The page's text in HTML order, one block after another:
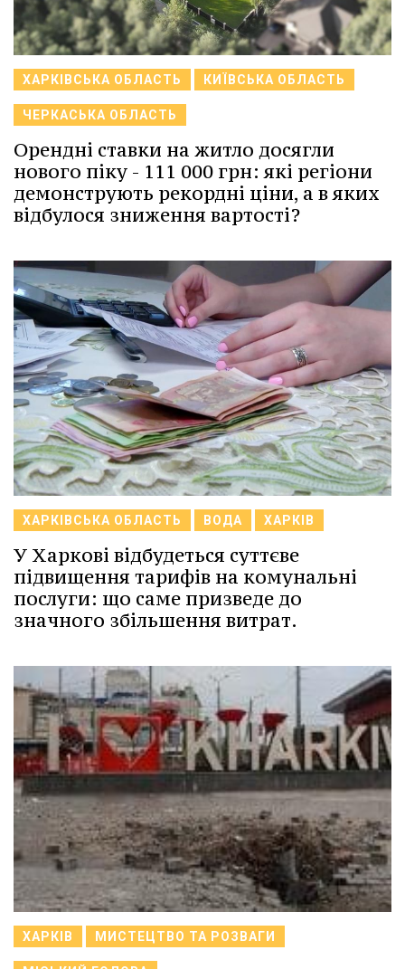
ХАРКІВСЬКА ОБЛАСТЬ КИЇВСЬКА ОБЛАСТЬ
ЧЕРКАСЬКА ОБЛАСТЬ
Орендні ставки на житло досягли
нового піку - 111 000 грн: які регіони
демонструють рекордні ціни, а в яких
відбулося зниження вартості?
ХАРКІВСЬКА ОБЛАСТЬ ВОДА ХАРКІВ
У Харкові відбудеться суттєве
підвищення тарифів на комунальні
послуги: що саме призведе до
значного збільшення витрат.
ХАРКІВ МИСТЕЦТВО ТА РОЗВАГИ